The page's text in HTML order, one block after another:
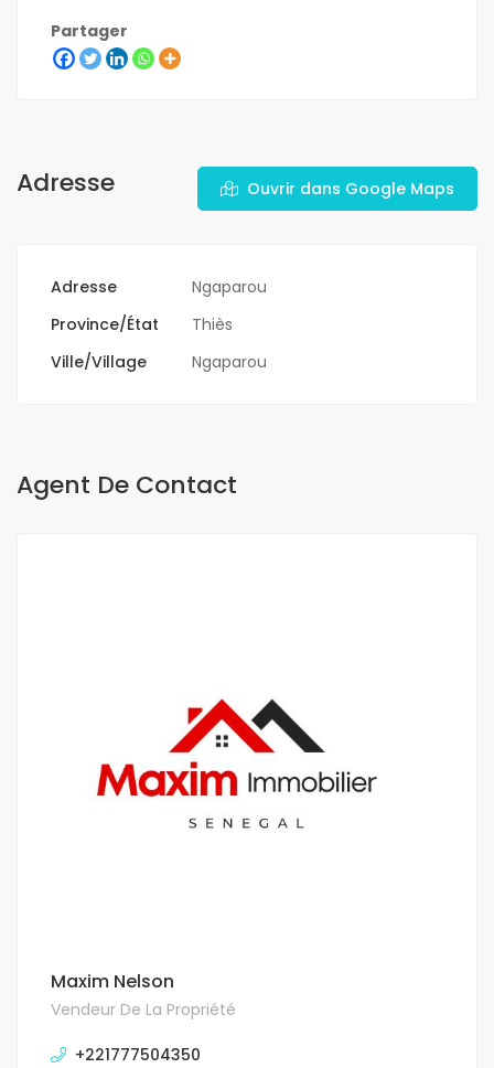
Partager
Adresse Ouvrir dans Google Maps
Adresse
Ngaparou
Province/État
Thiès
Ville/Village
Ngaparou
Agent De Contact
Maxim Nelson
Vendeur De La Propriété
+221777504350